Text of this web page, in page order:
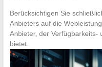
Berücksichtigen Sie
Anbieters auf die
Anbieter, der Verfügbarkeits-
bietet.